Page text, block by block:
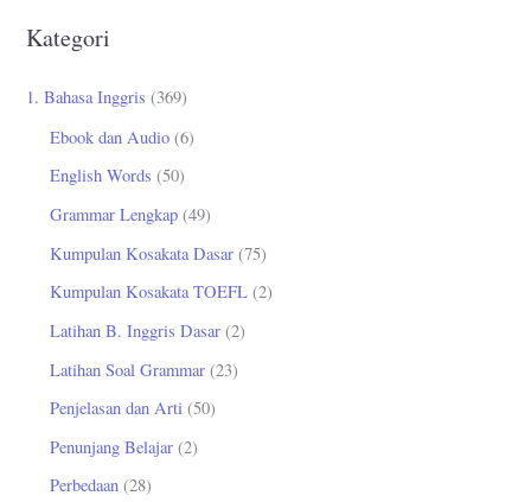
i
u
Kategori
1. Bahasa Inggris (369)
Ebook dan Audio (6)
English Words (50)
Grammar Lengkap (49)
Kumpulan Kosakata Dasar (75)
Kumpulan Kosakata TOEFL (2)
Latihan B. Inggris Dasar (2)
Latihan Soal Grammar (23)
Penjelasan dan Arti (50)
Penunjang Belajar (2)
Perbedaan (28)